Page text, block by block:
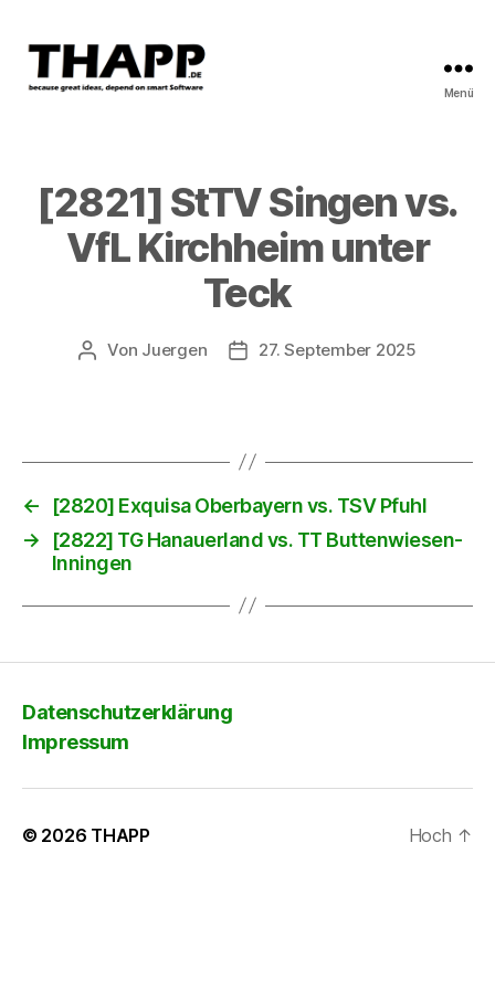
Menü
[2821] StTV Singen vs.
VfL Kirchheim unter
Teck
Beitragsautor
Von Juergen Beitragsdatum
27. September 2025
←
[2820] Exquisa Oberbayern vs. TSV Pfuhl
→
[2822] TG Hanauerland vs. TT Buttenwiesen-
Inningen
Datenschutzerklärung
Impressum
© 2026 THAPP Hoch ↑